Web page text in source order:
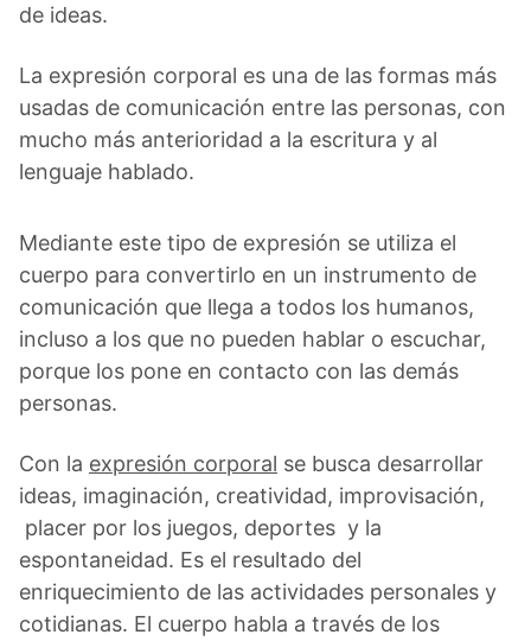
de ideas.
La expresión corporal es una de las formas más
usadas de comunicación entre las personas, con
mucho más anterioridad a la escritura y al
lenguaje hablado.
Mediante este tipo de expresión se utiliza el
cuerpo para convertirlo en un instrumento de
comunicación que llega a todos los humanos,
incluso a los que no pueden hablar o escuchar,
porque los pone en contacto con las demás
personas.
Con la expresión corporal se busca desarrollar
ideas, imaginación, creatividad, improvisación,
placer por los juegos, deportes y la
espontaneidad. Es el resultado del
enriquecimiento de las actividades personales y
cotidianas. El cuerpo habla a través de los